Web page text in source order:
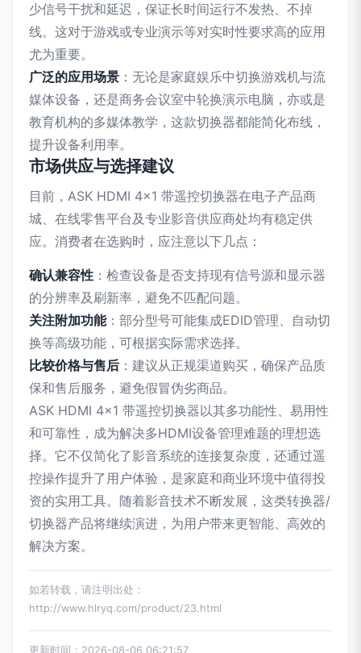
少信号干扰和延迟，保证长时间运行不发热、不掉
线。这对于游戏或专业演示等对实时性要求高的应用
尤为重要。
广泛的应用场景 ：无论是家庭娱乐中切换游戏机与流
媒体设备，还是商务会议室中轮换演示电脑，亦或是
教育机构的多媒体教学，这款切换器都能简化布线，
提升设备利用率。
市场供应与选择建议
目前，ASK HDMI 4x1 带遥控切换器在电子产品商
城、在线零售平台及专业影音供应商处均有稳定供
应。消费者在选购时，应注意以下几点：
确认兼容性 ：检查设备是否支持现有信号源和显示器
的分辨率及刷新率，避免不匹配问题。
关注附加功能：部分型号可能集成EDID管理、自动切
换等高级功能，可根据实际需求选择。
比较价格与售后 ：建议从正规渠道购买，确保产品质
保和售后服务，避免假冒伪劣商品。
ASK HDMI 4x1 带遥控切换器以其多功能性、易用性
和可靠性，成为解决多HDMI设备管理难题的理想选
择。它不仅简化了影音系统的连接复杂度，还通过遥
控操作提升了用户体验，是家庭和商业环境中值得投
资的实用工具。随着影音技术不断发展，这类转换器/
切换器产品将继续演进，为用户带来更智能、高效的
解决方案。
如若转载，请注明出处：
http://www.hlryq.com/product/23.html
更新时间：2026-08-06 06:21:57